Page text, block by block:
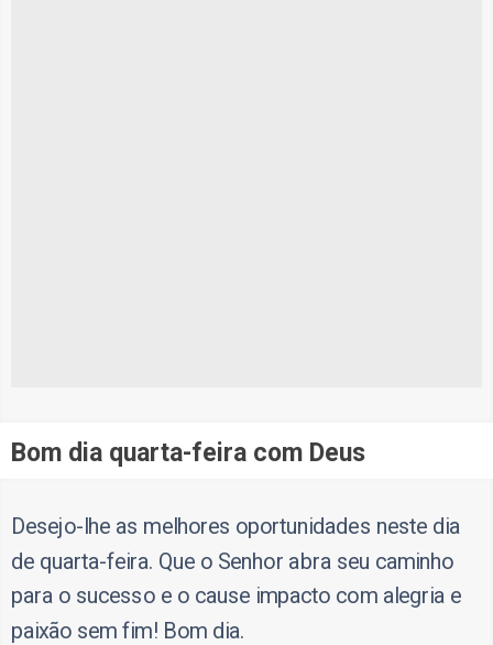
Bom dia quarta-feira com Deus
Desejo-lhe as melhores oportunidades neste dia
de quarta-feira. Que o Senhor abra seu caminho
para o sucesso e o cause impacto com alegria e
paixão sem fim! Bom dia.